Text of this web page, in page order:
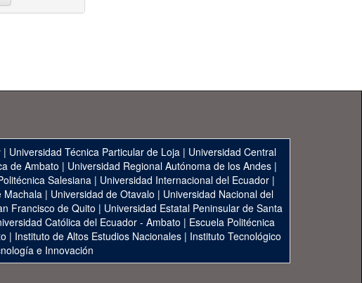
| Universidad Técnica Particular de Loja | Universidad Central
de Ambato | Universidad Regional Autónoma de los Andes|
Salesiana| Universidad Internacional del Ecuador|
Machala | Universidad de Otavalo | Universidad Nacional del
Francisco de Quito | Universidad Estatal Peninsular de Santa
Católica del Ecuador - Ambato | Escuela Politécnica
| Instituto de Altos Estudios Nacionales | Instituto Tecnológico
e Innovación